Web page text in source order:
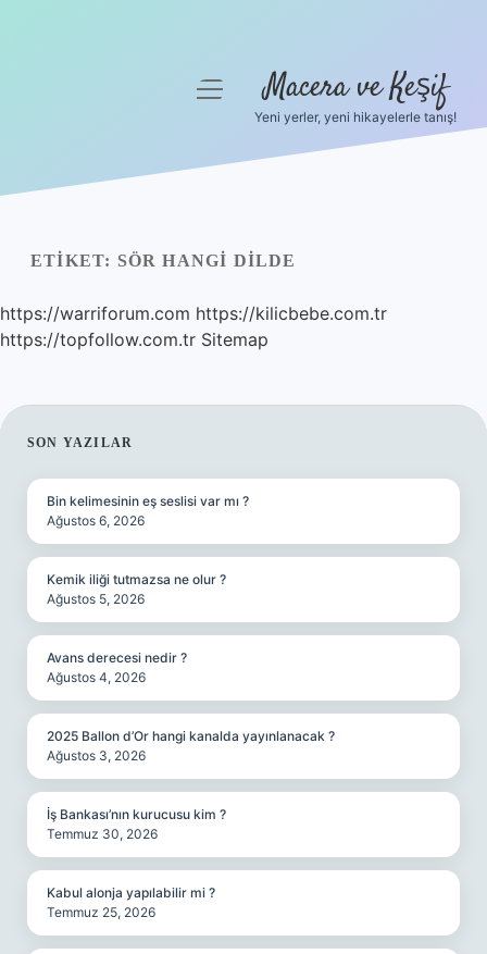
Yasal Uyarı
Hakkımızda
menüyüMacera ve Keşif
Yeni yerler, yeni hikayelerle tanış!
ETIKET: SÖR HANGI DILDE
https://warriforum.com https://kilicbebe.com.tr
https://topfollow.com.tr Sitemap
SIDEBAR
SON YAZILAR
Bin kelimesinin eş seslisi var mı ?
Ağustos 6, 2026
Kemik iliği tutmazsa ne olur ?
Ağustos 5, 2026
Avans derecesi nedir ?
Ağustos 4, 2026
2025 Ballon d’Or hangi kanalda yayınlanacak ?
Ağustos 3, 2026
İş Bankası’nın kurucusu kim ?
Temmuz 30, 2026
Kabul alonja yapılabilir mi ?
Temmuz 25, 2026